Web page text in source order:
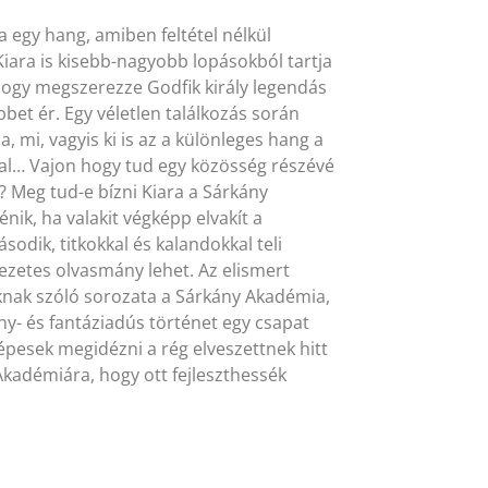
egy hang, amiben feltétel nélkül
is kisebb-nagyobb lopásokból tartja
megszerezze Godfik király legendás
ér. Egy véletlen találkozás során
mi, vagyis ki is az a különleges hang a
Vajon hogy tud egy közösség részévé
tud-e bízni Kiara a Sárkány
ha valakit végképp elvakít a
titkokkal és kalandokkal teli
olvasmány lehet. Az elismert
szóló sorozata a Sárkány Akadémia,
és fantáziadús történet egy csapat
megidézni a rég elveszettnek hitt
hogy ott fejleszthessék